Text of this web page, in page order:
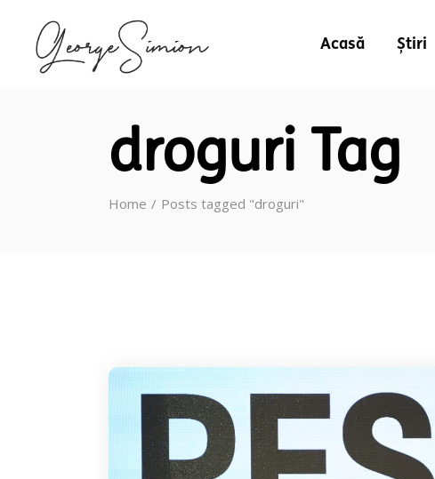
Acasă Știri
droguri Tag
Home Posts tagged "droguri"